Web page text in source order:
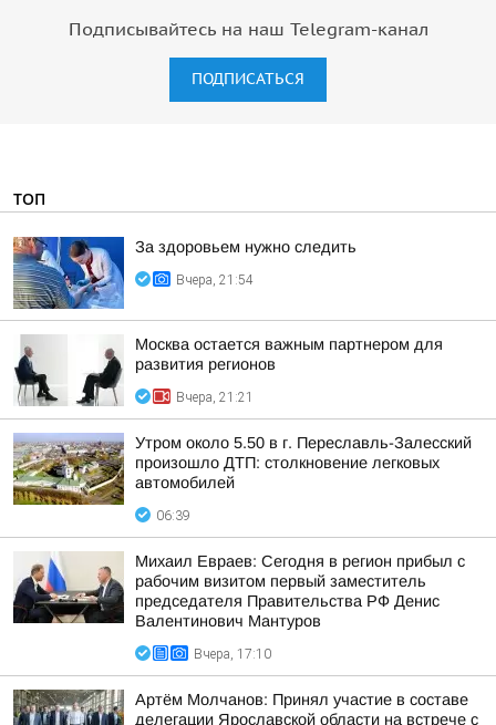
Подписывайтесь на наш Telegram-канал
ПОДПИСАТЬСЯ
ТОП
За здоровьем нужно следить
Вчера, 21:54
Москва остается важным партнером для
развития регионов
Вчера, 21:21
Утром около 5.50 в г. Переславль-Залесский
произошло ДТП: столкновение легковых
автомобилей
06:39
Михаил Евраев: Сегодня в регион прибыл с
рабочим визитом первый заместитель
председателя Правительства РФ Денис
Валентинович Мантуров
Вчера, 17:10
Артём Молчанов: Принял участие в составе
делегации Ярославской области на встрече с